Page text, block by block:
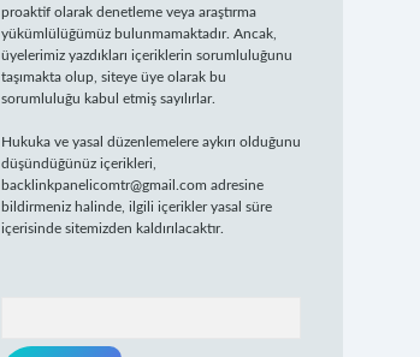
proaktif olarak denetleme veya araştırma
yükümlülüğümüz bulunmamaktadır. Ancak,
üyelerimiz yazdıkları içeriklerin sorumluluğunu
taşımakta olup, siteye üye olarak bu
sorumluluğu kabul etmiş sayılırlar.
Hukuka ve yasal düzenlemelere aykırı olduğunu
düşündüğünüz içerikleri,
backlinkpanelicomtr@gmail.com adresine
bildirmeniz halinde, ilgili içerikler yasal süre
içerisinde sitemizden kaldırılacaktır.